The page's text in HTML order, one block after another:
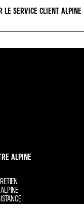
LE SERVICE CLIENT ALPINE
ALPINE